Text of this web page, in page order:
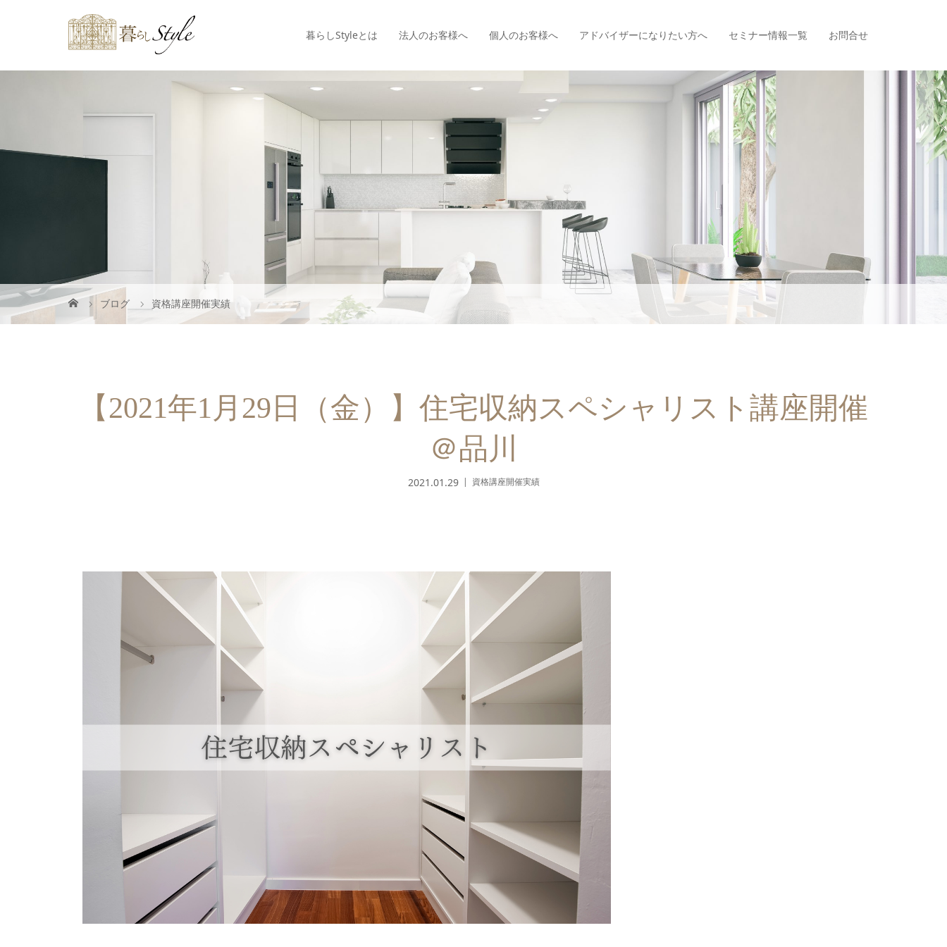
暮らしStyleとは 法人のお客様へ 個人のお客様へ アドバイザーになりたい方へ セミナー情報一覧 お問合せ
ブログ 資格講座開催実績
【2021年1月29日（金）】住宅収納スペシャリスト講座開催
＠品川
2021.01.29 資格講座開催実績